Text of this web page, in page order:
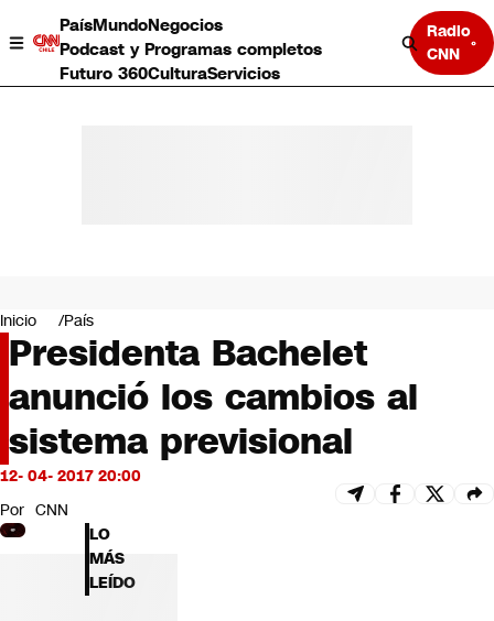
PaísMundoNegocios
Podcast y Programas completos
Futuro 360CulturaServicios
Radio
CNN
Negocios
Deportes
Programas completos
Cultura
Servicios
Bits
CNN tiempo
Futuro 360
Opinión
Inicio País
Presidenta Bachelet
anunció los cambios al
sistema previsional
12- 04- 2017 20:00
Por CNN
LO
MÁS
LEÍDO